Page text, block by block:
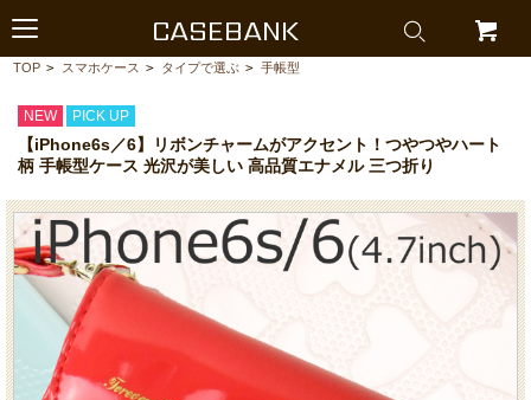
CASEBANK
TOP > スマホケース > タイプで選ぶ > 手帳型
NEW PICK UP
【iPhone6s／6】リボンチャームがアクセント！つやつやハート
柄 手帳型ケース 光沢が美しい 高品質エナメル 三つ折り